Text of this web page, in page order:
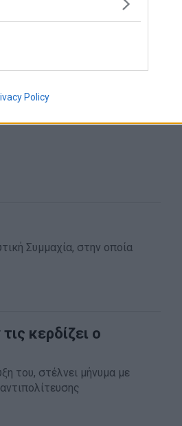
Policy
Συμμαχία, στην οποία
κερδίζει ο
του, στέλνει μήνυμα με